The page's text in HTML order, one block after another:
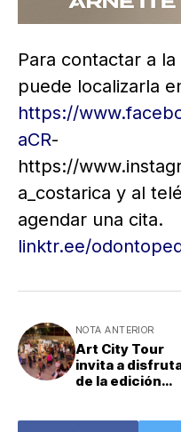
Para contactar a
puede localizarla
https://
aCR-
https://
a_costarica y al
agendar una cita.
linktr.ee/
NOTA ANTERIOR
Art City Tour
invita a
de la edición